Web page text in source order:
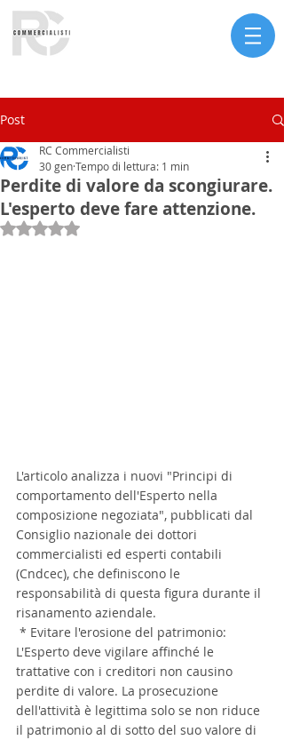
Post
Perdite di valore da scongiurare.
L'esperto deve fare attenzione.
RC Commercialisti
30 genTempo di lettura: 1 min
Valutazione NaN stelle su 5.
L'articolo analizza i nuovi "Principi di
comportamento dell'Esperto nella
composizione negoziata", pubblicati dal
Consiglio nazionale dei dottori
commercialisti ed esperti contabili
(Cndcec), che definiscono le
responsabilità di questa figura durante il
risanamento aziendale.
L'Esperto deve vigilare affinché le
trattative con i creditori non causino
perdite di valore. La prosecuzione
dell'attività è legittima solo se non riduce
il patrimonio al di sotto del suo valore di